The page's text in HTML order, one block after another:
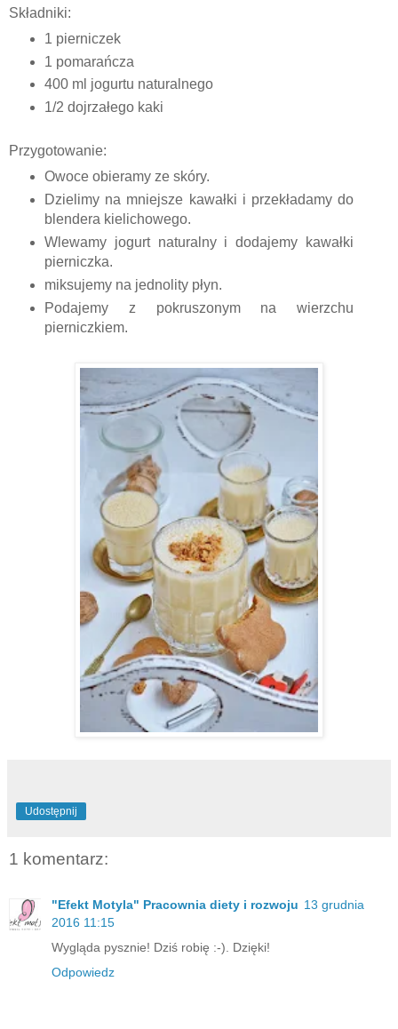
Składniki:
1 pierniczek
1 pomarańcza
400 ml jogurtu naturalnego
1/2 dojrzałego kaki
Przygotowanie:
Owoce obieramy ze skóry.
Dzielimy na mniejsze kawałki i przekładamy do
blendera kielichowego.
Wlewamy jogurt naturalny i dodajemy kawałki
pierniczka.
miksujemy na jednolity płyn.
Podajemy z pokruszonym na wierzchu
pierniczkiem.
Udostępnij
1 komentarz:
"Efekt Motyla" Pracownia diety i rozwoju 13 grudnia
2016 11:15
Wygląda pysznie! Dziś robię :-). Dzięki!
Odpowiedz